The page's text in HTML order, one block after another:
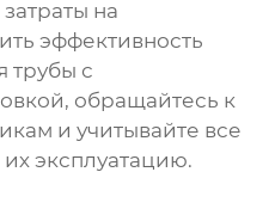
на
эффективность
трубы с
, обращайтесь к
и учитывайте все
эксплуатацию.